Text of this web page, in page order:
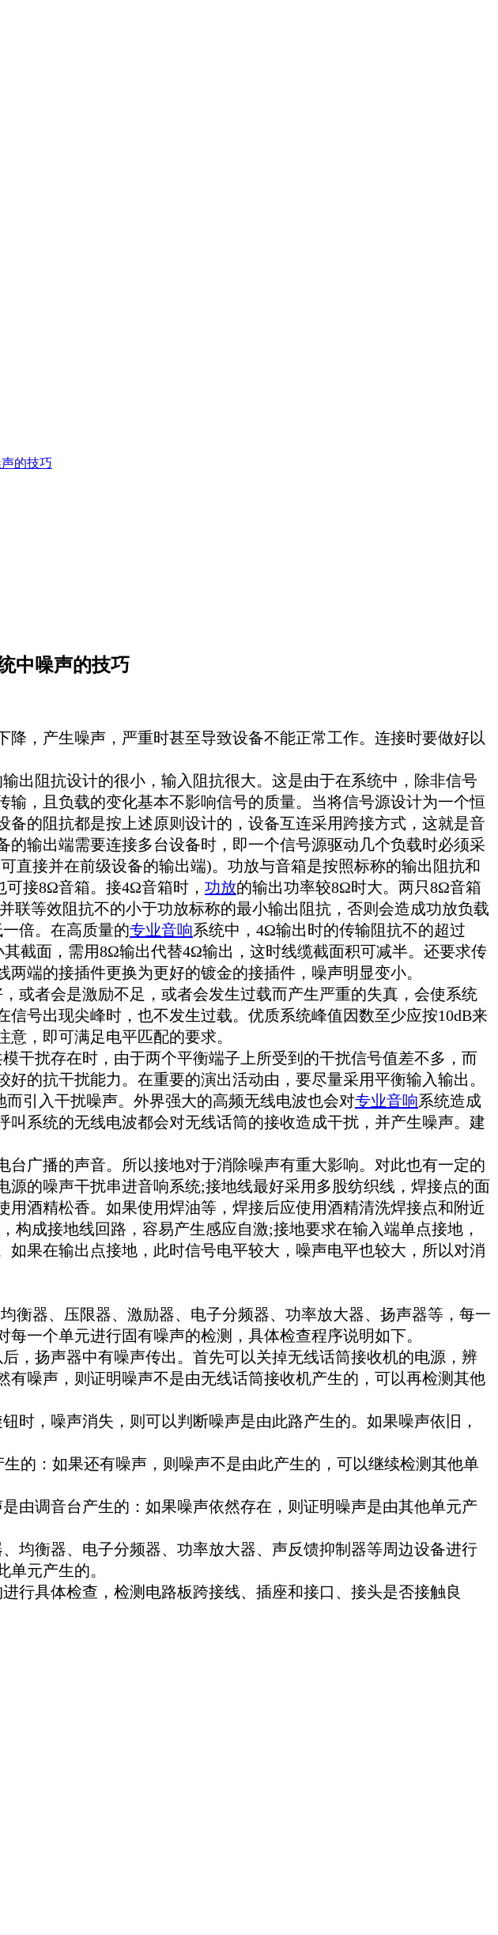
的技巧
中噪声的技巧
，产生噪声，严重时甚至导致设备不能正常工作。连接时要做好以
出阻抗设计的很小，输入阻抗很大。这是由于在系统中，除非信号
，且负载的变化基本不影响信号的质量。当将信号源设计为一个恒
备的阻抗都是按上述原则设计的，设备互连采用跨接方式，这就是音
输出端需要连接多台设备时，即一个信号源驱动几个负载时必须采
直接并在前级设备的输出端)。功放与音箱是按照标称的输出阻抗和
接8Ω音箱。接4Ω音箱时， 功放的输出功率较8Ω时大。两只8Ω音箱
等效阻抗不的小于功放标称的最小输出阻抗，否则会造成功放负载
倍。在高质量的专业音响系统中，4Ω输出时的传输阻抗不的超过
截面，需用8Ω输出代替4Ω输出，这时线缆截面积可减半。还要求传
两端的接插件更换为更好的镀金的接插件，噪声明显变小。
或者会是激励不足，或者会发生过载而产生严重的失真，会使系统
号出现尖峰时，也不发生过载。优质系统峰值因数至少应按10dB来
，即可满足电平匹配的要求。
干扰存在时，由于两个平衡端子上所受到的干扰信号值差不多，而
的抗干扰能力。在重要的演出活动由，要尽量采用平衡输入输出。
引入干扰噪声。外界强大的高频无线电波也会对专业音响系统造成
系统的无线电波都会对无线话筒的接收造成干扰，并产生噪声。建
广播的声音。所以接地对于消除噪声有重大影响。对此也有一定的
的噪声干扰串进音响系统;接地线最好采用多股纺织线，焊接点的面
酒精松香。如果使用焊油等，焊接后应使用酒精清洗焊接点和附近
构成接地线回路，容易产生感应自激;接地要求在输入端单点接地，
果在输出点接地，此时信号电平较大，噪声电平也较大，所以对消
衡器、压限器、激励器、电子分频器、功率放大器、扬声器等，每一
一个单元进行固有噪声的检测，具体检查程序说明如下。
，扬声器中有噪声传出。首先可以关掉无线话筒接收机的电源，辨
噪声，则证明噪声不是由无线话筒接收机产生的，可以再检测其他
，噪声消失，则可以判断噪声是由此路产生的。如果噪声依旧，
：如果还有噪声，则噪声不是由此产生的，可以继续检测其他单
调音台产生的：如果噪声依然存在，则证明噪声是由其他单元产
衡器、电子分频器、功率放大器、声反馈抑制器等周边设备进行
元产生的。
具体检查，检测电路板跨接线、插座和接口、接头是否接触良